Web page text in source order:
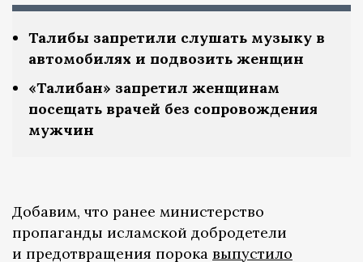
Талибы запретили слушать музыку в
автомобилях и подвозить женщин
«Талибан» запретил женщинам
посещать врачей без сопровождения
мужчин
Добавим, что ранее министерство
пропаганды исламской добродетели
и предотвращения порока выпустило